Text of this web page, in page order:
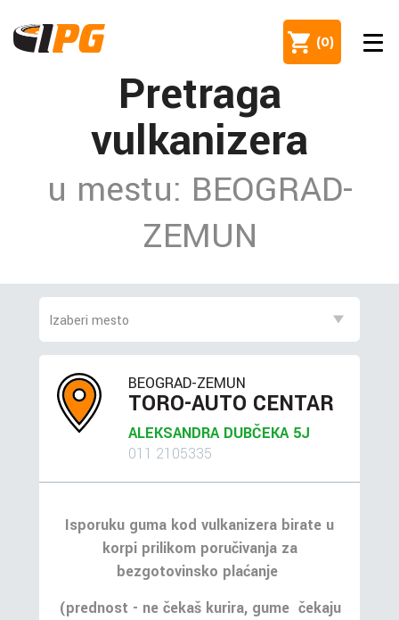
(0)
Pretraga
vulkanizera
u mestu: BEOGRAD-
ZEMUN
BEOGRAD-ZEMUN
TORO-AUTO CENTAR
ALEKSANDRA DUBČEKA 5J
011 2105335
Isporuku guma kod vulkanizera birate u
korpi prilikom poručivanja za
bezgotovinsko plaćanje
(prednost - ne čekaš kurira, gume čekaju